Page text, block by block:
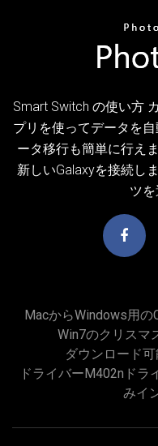
Smart Switch の使い方
プリを使ってデータを
ータ移行も簡単に行え
新しいGalaxyを接続し
ツ
MacからWindows用の
Win7のクリスマ
ダウンロード
ドライバーm402nドラ
みイ